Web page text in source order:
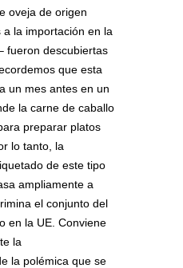
oveja de origen
la importación en la
fueron descubiertas
que esta
un mes antes en un
la carne de caballo
preparar platos
lo tanto, la
de este tipo
ampliamente a
el conjunto del
en la UE. Conviene
la
la polémica que se